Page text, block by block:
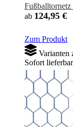
Fußballtornetz
ab 124,95 €
Zum Produkt
Varianten
Sofort lieferbar